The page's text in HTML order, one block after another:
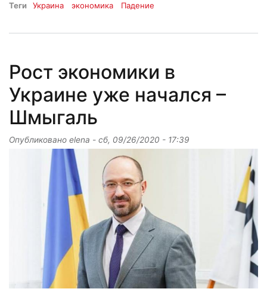
Теги Украина экономика Падение
Рост экономики в
Украине уже начался –
Шмыгаль
Опубликовано elena - сб, 09/26/2020 - 17:39